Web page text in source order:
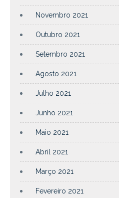
Novembro 2021
Outubro 2021
Setembro 2021
Agosto 2021
Julho 2021
Junho 2021
Maio 2021
Abril 2021
Março 2021
Fevereiro 2021